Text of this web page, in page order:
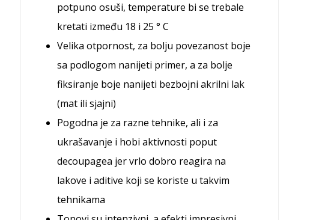
potpuno osuši, temperature bi se trebale
kretati između 18 i 25 ° C
Velika otpornost, za bolju povezanost boje
sa podlogom nanijeti primer, a za bolje
fiksiranje boje nanijeti bezbojni akrilni lak
(mat ili sjajni)
Pogodna je za razne tehnike, ali i za
ukrašavanje i hobi aktivnosti poput
decoupagea jer vrlo dobro reagira na
lakove i aditive koji se koriste u takvim
tehnikama